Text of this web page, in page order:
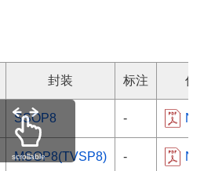
封装 标注 信
SSOP8 -
MSOP8(TVSP8) -
scrollable